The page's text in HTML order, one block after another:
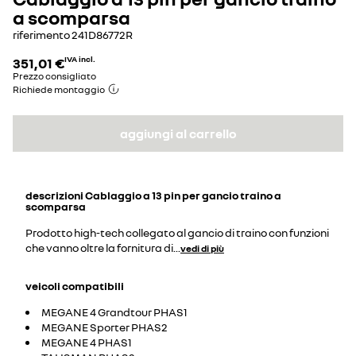
a scomparsa
riferimento241D86772R
351,01 €IVA incl.
Prezzo consigliato
Richiede montaggio
aggiungi al carrello
descrizioniCablaggio a 13 pin per gancio traino a
scomparsa
Prodotto high-tech collegato al gancio di traino con funzioni
che vanno oltre la fornitura di vedi di più
veicoli compatibili
MEGANE 4 Grandtour PHAS1
MEGANE Sporter PHAS2
MEGANE 4 PHAS1